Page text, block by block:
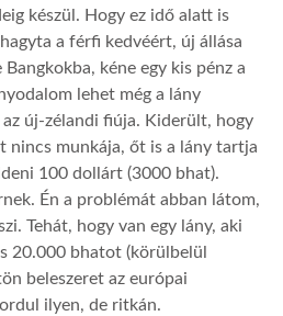
készül. Hogy ez idő alatt is
a férfi kedvéért, új állása
Bangkokba, kéne egy kis pénz a
lehet még a lány
új-zélandi fiúja. Kiderült, hogy
nincs munkája, őt is a lány tartja
100 dollárt (3000 bhat).
Én a problémát abban látom,
Tehát, hogy van egy lány, aki
20.000 bhatot (körülbelül
beleszeret az európai
ilyen, de ritkán.